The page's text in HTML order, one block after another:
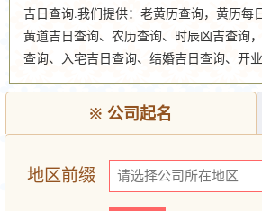
吉日查询.我们提供：老黄历查询，黄历每
黄道吉日查询、农历查询、时辰凶吉查询
查询、入宅吉日查询、结婚吉日查询、开
※公司起名
地区前缀